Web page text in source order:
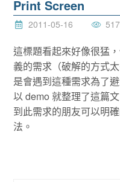
Print Screen
2011-05-16
這標題看起來好像很猛
義的需求（破解的方式
是會遇到這種需求為了
以 demo 就整理了這篇
到此需求的朋友可以明
法。